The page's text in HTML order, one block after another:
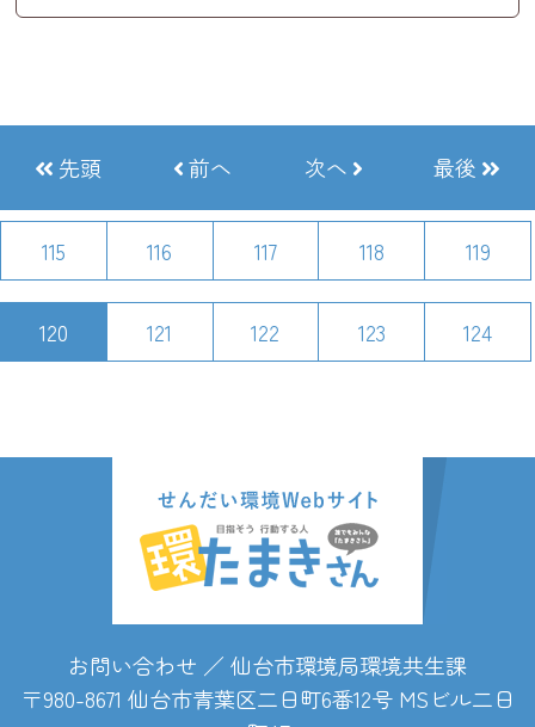
先頭 前へ
115 116 117 118 119
120 121 122 123 124
次へ 最後
お問い合わせ ／ 仙台市環境局環境共生課
〒980-8671 仙台市青葉区二日町6番12号 MSビル二日